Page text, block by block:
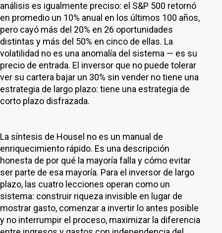
análisis es igualmente preciso: el S&P 500 retornó
en promedio un 10% anual en los últimos 100 años,
pero cayó más del 20% en 26 oportunidades
distintas y más del 50% en cinco de ellas. La
volatilidad no es una anomalía del sistema — es su
precio de entrada. El inversor que no puede tolerar
ver su cartera bajar un 30% sin vender no tiene una
estrategia de largo plazo: tiene una estrategia de
corto plazo disfrazada.
La síntesis de Housel no es un manual de
enriquecimiento rápido. Es una descripción
honesta de por qué la mayoría falla y cómo evitar
ser parte de esa mayoría. Para el inversor de largo
plazo, las cuatro lecciones operan como un
sistema: construir riqueza invisible en lugar de
mostrar gasto, comenzar a invertir lo antes posible
y no interrumpir el proceso, maximizar la diferencia